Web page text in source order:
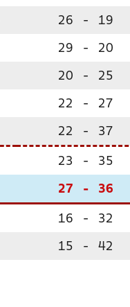
26 - 19
29 - 20
20 - 25
22 - 27
22 - 37
23 - 35
27 - 36
16 - 32
15 - 42